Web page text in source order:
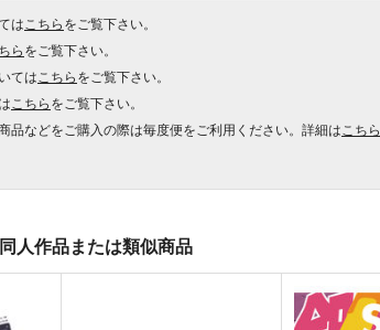
は こちらをご覧下さい。
らをご覧下さい。
ては こちらをご覧下さい。
こちらをご覧下さい。
品などをご購入の際は毎度便をご利用ください。詳細は こちら
人作品または類似商品